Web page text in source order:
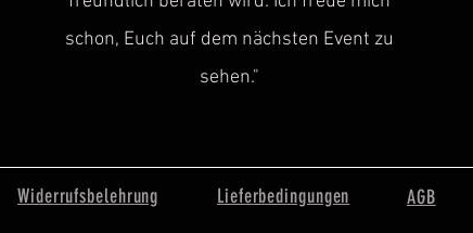
schon, Euch auf dem nächsten Event zu
sehen."
Widerrufsbelehrung Lieferbedingungen AGB